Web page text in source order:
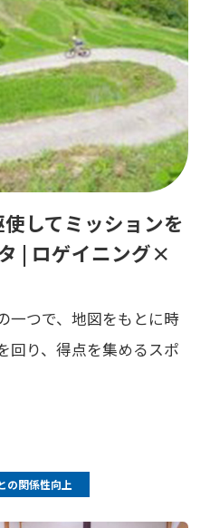
してミッションを
| ロゲイニング×
一つで、地図をもとに時
回り、得点を集めるスポ
の関係性向上